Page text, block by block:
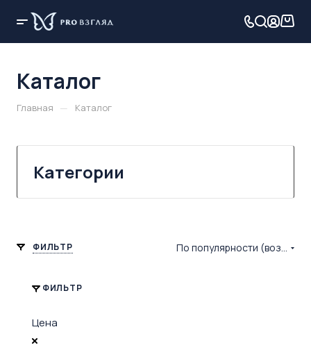
Каталог
Главная — Каталог
Категории
ФИЛЬТР По популярности (возрастание)
ФИЛЬТР
Цена